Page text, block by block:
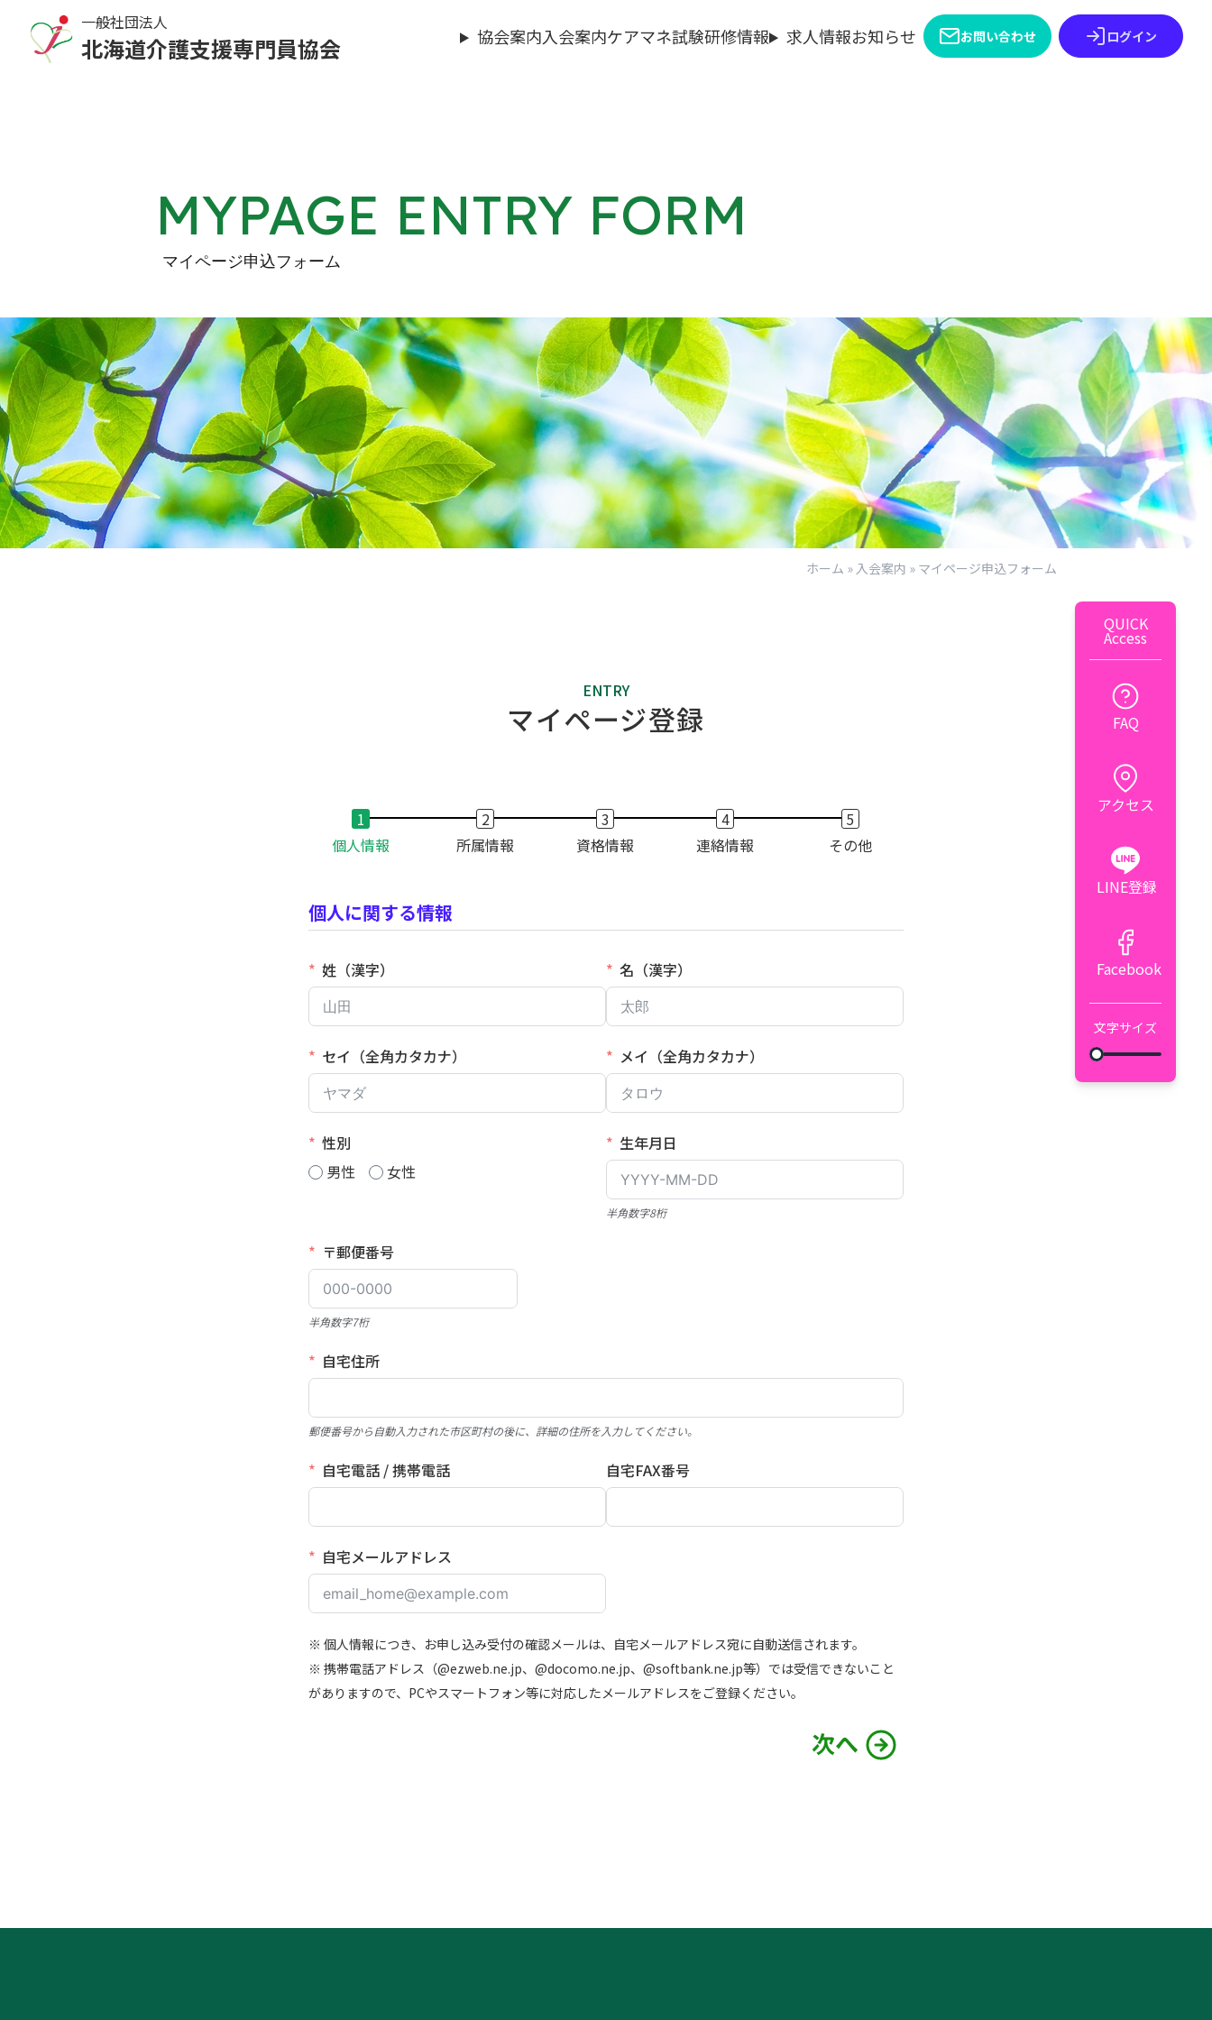
一般社団法人
北海道介護支援専門員協会 協会案内入会案内ケアマネ試験研修情報 求人情報お知らせ お問い合わせ ログイン
会員専用マイページについてのお知らせ
ログインする
新規登録（IDをお持ちではない方）
閉じる
MYPAGE ENTRY FORM
マイページ申込フォーム
ホーム » 入会案内 » マイページ申込フォーム
ENTRY
マイページ登録
個人情報 所属情報 資格情報 連絡情報 その他
個人に関する情報
姓（漢字） 名（漢字）
セイ（全角カタカナ） メイ（全角カタカナ）
性別
男性
女性
生年月日
半角数字8桁
〒郵便番号
半角数字7桁
自宅住所
郵便番号から自動入力された市区町村の後に、詳細の住所を入力してください。
自宅電話 / 携帯電話 自宅FAX番号
自宅メールアドレス
※ 個人情報につき、お申し込み受付の確認メールは、自宅メールアドレス宛に自動送信されます。
※ 携帯電話アドレス（@ezweb.ne.jp、@docomo.ne.jp、@softbank.ne.jp等）では受信できないこと
がありますので、PCやスマートフォン等に対応したメールアドレスをご登録ください。
QUICK
Access
FAQ
アクセス
LINE登録
Facebook
文字サイズ